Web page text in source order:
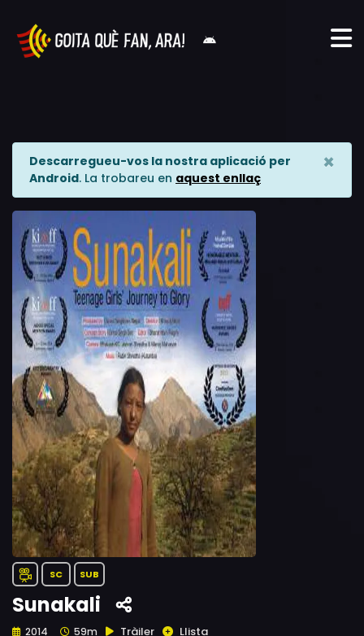
Descarregueu-vos la nostra aplicació per
Android. La trobareu en aquest enllaç
×
SC SUB
Sunakali
2014 59m Tràiler Llista